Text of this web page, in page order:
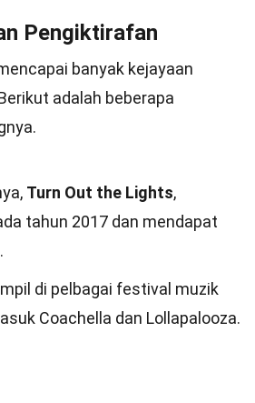
Pengiktirafan
banyak kejayaan
adalah beberapa
Turn Out the Lights,
tahun 2017 dan mendapat
di pelbagai festival muzik
Coachella dan Lollapalooza.